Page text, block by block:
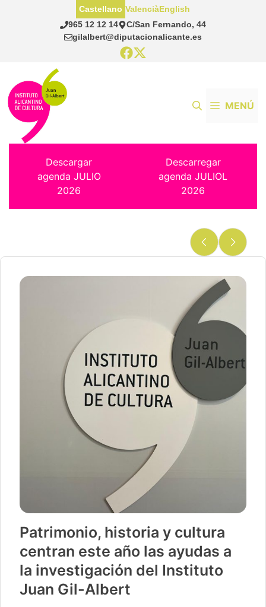
965 12 12 14
C/San Fernando, 44
gilalbert@diputacionalicante.es
Castellano ValenciàEnglish
MENÚ
Descargar
agenda JULIO
2026
Descarregar
agenda JULIOL
2026
Patrimonio, historia y cultura
centran este año las ayudas a
la investigación del Instituto
Juan Gil-Albert